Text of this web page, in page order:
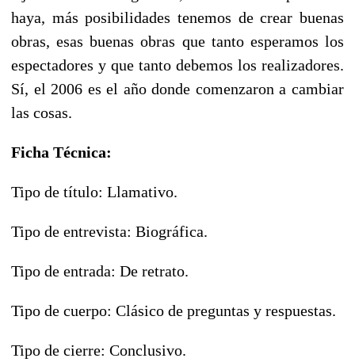
haya, más posibilidades tenemos de crear buenas
obras, esas buenas obras que tanto esperamos los
espectadores y que tanto debemos los realizadores.
Sí, el 2006 es el año donde comenzaron a cambiar
las cosas.
Ficha Técnica:
Tipo de título: Llamativo.
Tipo de entrevista: Biográfica.
Tipo de entrada: De retrato.
Tipo de cuerpo: Clásico de preguntas y respuestas.
Tipo de cierre: Conclusivo.